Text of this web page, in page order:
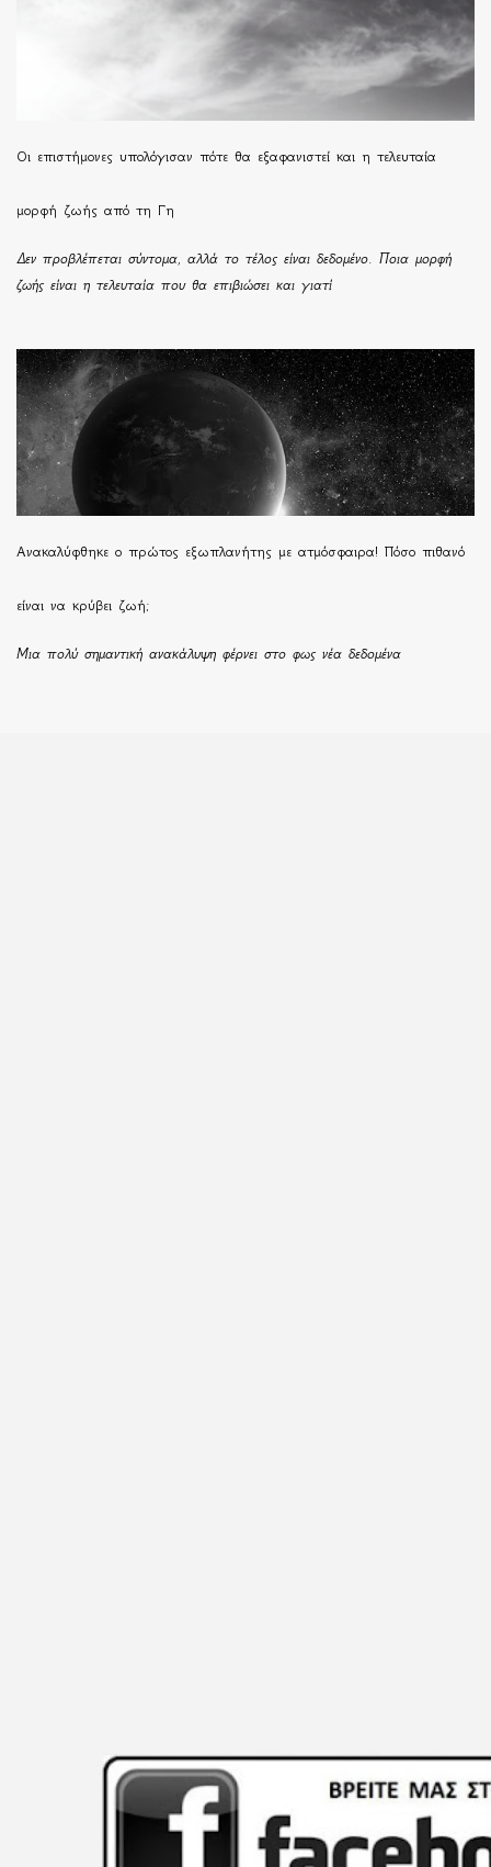
Οι επιστήμονες υπολόγισαν πότε θα εξαφανιστεί και η τελευταία
μορφή ζωής από τη Γη
Δεν προβλέπεται σύντομα, αλλά το τέλος είναι δεδομένο. Ποια μορφή
ζωής είναι η τελευταία που θα επιβιώσει και γιατί
Ανακαλύφθηκε ο πρώτος εξωπλανήτης με ατμόσφαιρα! Πόσο πιθανό
είναι να κρύβει ζωή;
Μια πολύ σημαντική ανακάλυψη φέρνει στο φως νέα δεδομένα